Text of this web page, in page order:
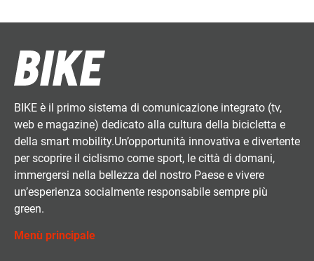
BIKE è il primo sistema di comunicazione integrato (tv,
web e magazine) dedicato alla cultura della bicicletta e
della smart mobility.Un’opportunità innovativa e divertente
per scoprire il ciclismo come sport, le città di domani,
immergersi nella bellezza del nostro Paese e vivere
un’esperienza socialmente responsabile sempre più
green.
Menù principale